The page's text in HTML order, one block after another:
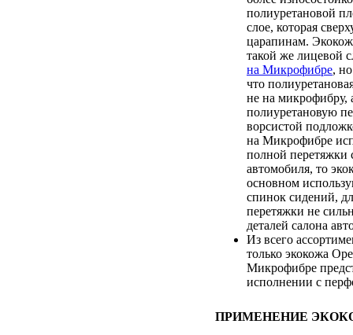
полиуретановой
слое, которая
царапинам.
такой же лицевой
на Микрофибре,
что
не на микрофибру,
полиуретановую
ворсистой
на Микрофибре
полной перетяжки
автомобиля, то
основном
спинок сидений,
перетяжки не
деталей салона
Из всего
только экокожа
Микрофибре
исполнении с
ПРИМЕНЕНИЕ